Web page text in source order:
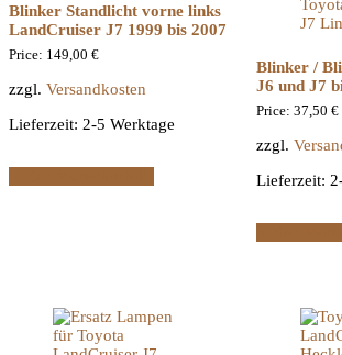
Blinker Standlicht vorne links
LandCruiser J7 1999 bis 2007
Price: 149,00 €
zzgl. Versandkosten
Lieferzeit: 2-5 Werktage
Blinker /
J6 und J7
Price: 37,50 €
zzgl.
Lieferzeit: